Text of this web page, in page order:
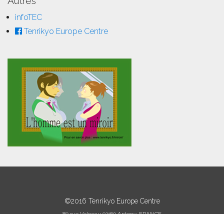
infoTEC
Tenrikyo Europe Centre
©2016 Tenrikyo Europe Centre